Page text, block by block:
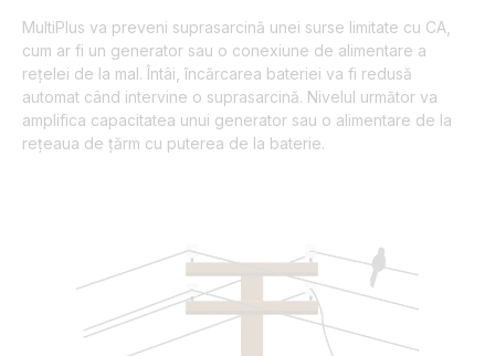
MultiPlus va preveni suprasarcină unei surse limitate cu CA,
cum ar fi un generator sau o conexiune de alimentare a
reţelei de la mal. Întâi, încărcarea bateriei va fi redusă
automat când intervine o suprasarcină. Nivelul următor va
amplifica capacitatea unui generator sau o alimentare de la
rețeaua de țărm cu puterea de la baterie.